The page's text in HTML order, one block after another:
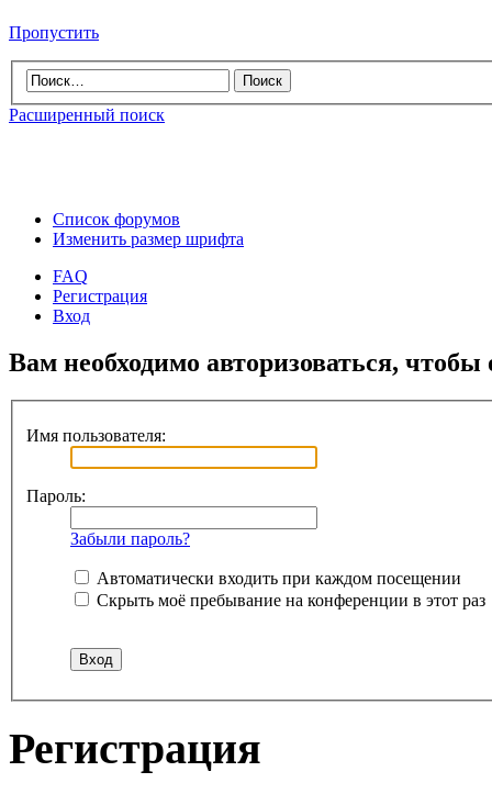
Пропустить
Расширенный поиск
Список форумов
Изменить размер шрифта
FAQ
Регистрация
Вход
Вам необходимо авторизоваться,
Имя пользователя:
Пароль:
Забыли пароль?
Автоматически входить при каждом посещении
Скрыть моё пребывание на конференции в этот раз
Регистрация